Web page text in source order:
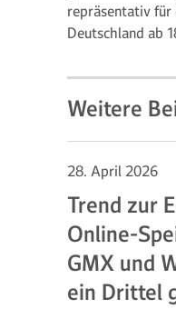
repräsentativ für
Deutschland ab
Weitere
28. April 2026
Trend zur
Online-
GMX und
ein Drittel